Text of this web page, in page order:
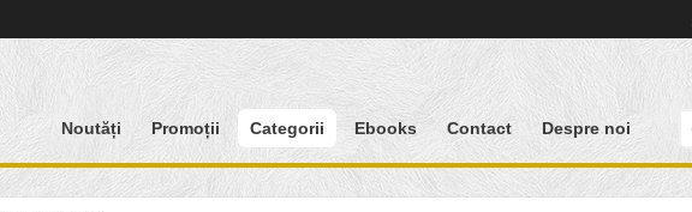
Noutăți Promoții Categorii Ebooks Contact Despre noi